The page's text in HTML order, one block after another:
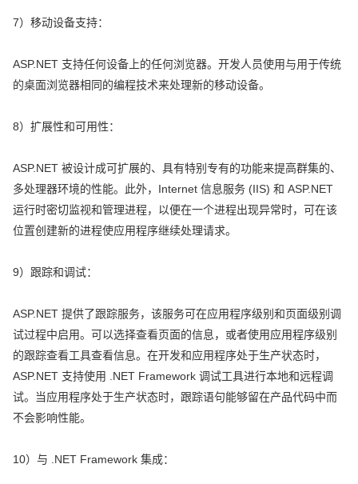
7）移动设备支持：
ASP.NET 支持任何设备上的任何浏览器。开发人员使用与用于传统
的桌面浏览器相同的编程技术来处理新的移动设备。
8）扩展性和可用性：
ASP.NET 被设计成可扩展的、具有特别专有的功能来提高群集的、
多处理器环境的性能。此外，Internet 信息服务 (IIS) 和 ASP.NET
运行时密切监视和管理进程，以便在一个进程出现异常时，可在该
位置创建新的进程使应用程序继续处理请求。
9）跟踪和调试：
ASP.NET 提供了跟踪服务，该服务可在应用程序级别和页面级别调
试过程中启用。可以选择查看页面的信息，或者使用应用程序级别
的跟踪查看工具查看信息。在开发和应用程序处于生产状态时，
ASP.NET 支持使用 .NET Framework 调试工具进行本地和远程调
试。当应用程序处于生产状态时，跟踪语句能够留在产品代码中而
不会影响性能。
10）与 .NET Framework 集成：